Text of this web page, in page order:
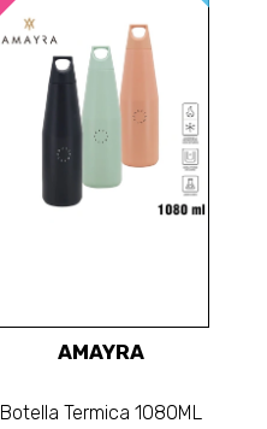
AMAYRA
Botella Termica 1080ML